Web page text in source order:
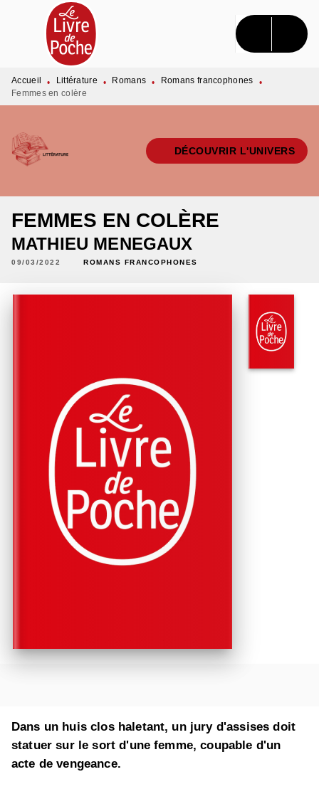
MENU RECHERCHE CONTENU
PIED DE PAGE
Accueil • Littérature • Romans • Romans francophones
•
Femmes en colère
DÉCOUVRIR L'UNIVERS
FEMMES EN COLÈRE
MATHIEU MENEGAUX
09/03/2022 ROMANS FRANCOPHONES
Dans un huis clos haletant, un jury d'assises doit
statuer sur le sort d'une femme, coupable d'un
acte de vengeance.